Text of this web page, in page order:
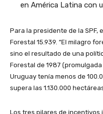
en América Latina con
Para la presidente de la SPF,
Forestal 15.939. “El milagro
sino el resultado de una
Forestal de 1987
Uruguay tenía menos de
supera las 1.130.000
Los tres pilares de incentivos